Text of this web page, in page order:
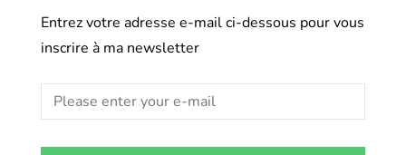
Entrez votre adresse e-mail ci-dessous pour vous
inscrire à ma newsletter